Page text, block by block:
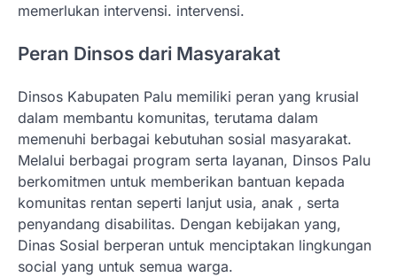
memerlukan intervensi. intervensi.
Peran Dinsos dari Masyarakat
Dinsos Kabupaten Palu memiliki peran yang krusial
dalam membantu komunitas, terutama dalam
memenuhi berbagai kebutuhan sosial masyarakat.
Melalui berbagai program serta layanan, Dinsos Palu
berkomitmen untuk memberikan bantuan kepada
komunitas rentan seperti lanjut usia, anak , serta
penyandang disabilitas. Dengan kebijakan yang,
Dinas Sosial berperan untuk menciptakan lingkungan
social yang untuk semua warga.